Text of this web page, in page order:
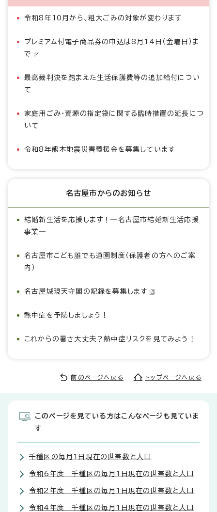
令和8年10月から、粗大ごみの対象が変わります
プレミアム付電子商品券の申込は8月14日（金曜日）ま
で
最高裁判決を踏まえた生活保護費等の追加給付につい
て
家庭用ごみ・資源の指定袋に関する臨時措置の延長につ
いて
令和8年熊本地震災害義援金を募集しています
名古屋市からのお知らせ
結婚新生活を応援します！―名古屋市結婚新生活応援
事業―
名古屋市こども誰でも通園制度（保護者の方へのご案
内）
名古屋城現天守閣の記録を募集します
熱中症を予防しましょう！
これからの暑さ大丈夫？熱中症リスクを見てみよう！
前のページへ戻る トップページへ戻る
このページを見ている方はこんなページも見ていま
す
千種区の毎月1日現在の世帯数と人口
令和6年度 千種区の毎月1日現在の世帯数と人口
令和2年度 千種区の毎月1日現在の世帯数と人口
令和4年度 千種区の毎月1日現在の世帯数と人口